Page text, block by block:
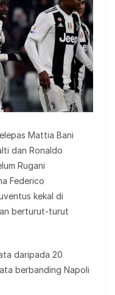
Mattia Bani
dan Ronaldo
Rugani
Federico
kekal di
berturut-turut
daripada 20
berbanding Napoli